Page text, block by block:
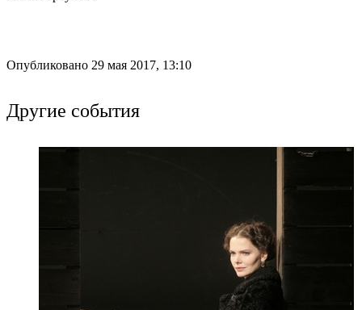
Опубликовано 29 мая 2017, 13:10
Другие события